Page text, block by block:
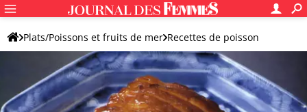
Plats/Poissons et fruits de mer Recettes de poisson
Plat de saumon original